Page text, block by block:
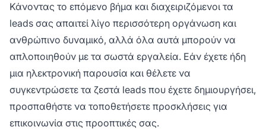
Κάνοντας το επόμενο βήμα και διαχειριζόμενοι τα
leads σας απαιτεί λίγο περισσότερη οργάνωση και
ανθρώπινο δυναμικό, αλλά όλα αυτά μπορούν να
απλοποιηθούν με τα σωστά εργαλεία. Εάν έχετε ήδη
μια ηλεκτρονική παρουσία και θέλετε να
συγκεντρώσετε τα ζεστά leads που έχετε δημιουργήσει,
προσπαθήστε να τοποθετήσετε προσκλήσεις για
επικοινωνία στις προοπτικές σας.